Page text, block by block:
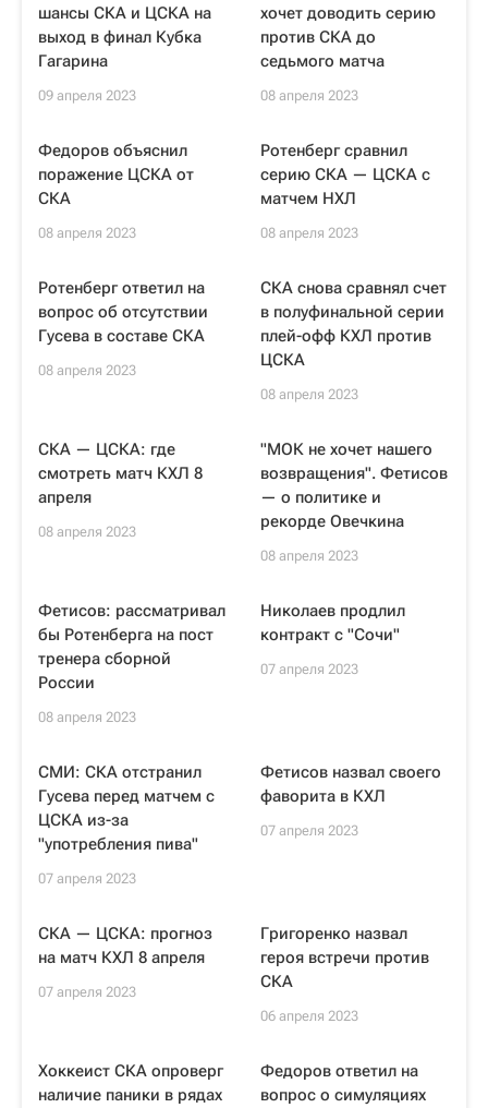
шансы СКА и ЦСКА на
выход в финал Кубка
Гагарина
09 апреля 2023
хочет доводить серию
против СКА до
седьмого матча
08 апреля 2023
Федоров объяснил
поражение ЦСКА от
СКА
08 апреля 2023
Ротенберг сравнил
серию СКА — ЦСКА с
матчем НХЛ
08 апреля 2023
Ротенберг ответил на
вопрос об отсутствии
Гусева в составе СКА
08 апреля 2023
СКА снова сравнял счет
в полуфинальной серии
плей-офф КХЛ против
ЦСКА
08 апреля 2023
СКА — ЦСКА: где
смотреть матч КХЛ 8
апреля
08 апреля 2023
"МОК не хочет нашего
возвращения". Фетисов
— о политике и
рекорде Овечкина
08 апреля 2023
Фетисов: рассматривал
бы Ротенберга на пост
тренера сборной
России
08 апреля 2023
Николаев продлил
контракт с "Сочи"
07 апреля 2023
СМИ: СКА отстранил
Гусева перед матчем с
ЦСКА из-за
"употребления пива"
07 апреля 2023
Фетисов назвал своего
фаворита в КХЛ
07 апреля 2023
СКА — ЦСКА: прогноз
на матч КХЛ 8 апреля
07 апреля 2023
Григоренко назвал
героя встречи против
СКА
06 апреля 2023
Хоккеист СКА опроверг
наличие паники в рядах
Федоров ответил на
вопрос о симуляциях